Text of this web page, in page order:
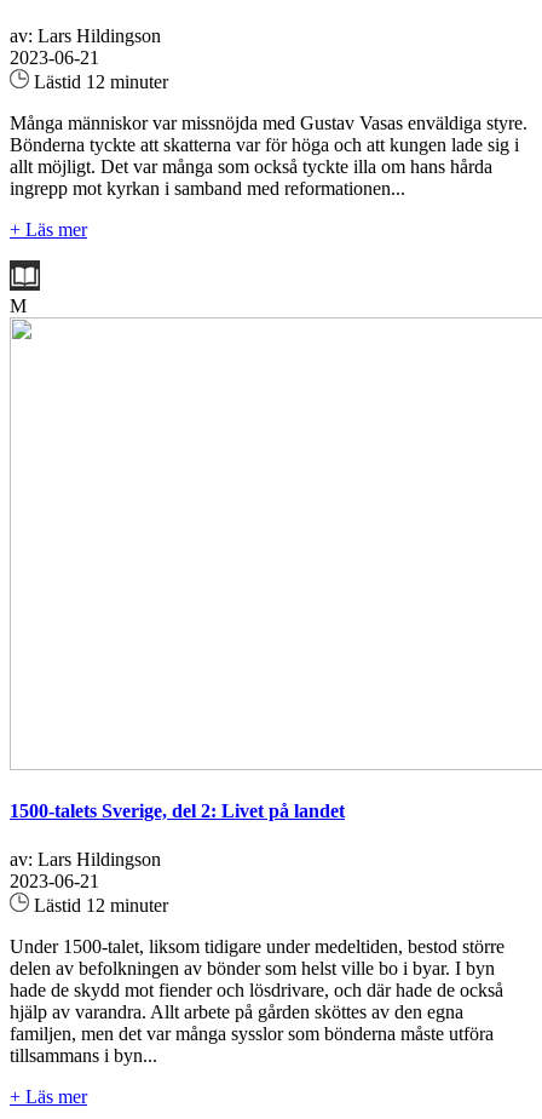
av: Lars Hildingson
2023-06-21
Lästid 12 minuter
Många människor var missnöjda med Gustav Vasas enväldiga styre.
Bönderna tyckte att skatterna var för höga och att kungen lade sig i
allt möjligt. Det var många som också tyckte illa om hans hårda
ingrepp mot kyrkan i samband med reformationen...
+ Läs mer
M
1500-talets Sverige, del 2: Livet på landet
av: Lars Hildingson
2023-06-21
Lästid 12 minuter
Under 1500-talet, liksom tidigare under medeltiden, bestod större
delen av befolkningen av bönder som helst ville bo i byar. I byn
hade de skydd mot fiender och lösdrivare, och där hade de också
hjälp av varandra. Allt arbete på gården sköttes av den egna
familjen, men det var många sysslor som bönderna måste utföra
tillsammans i byn...
+ Läs mer